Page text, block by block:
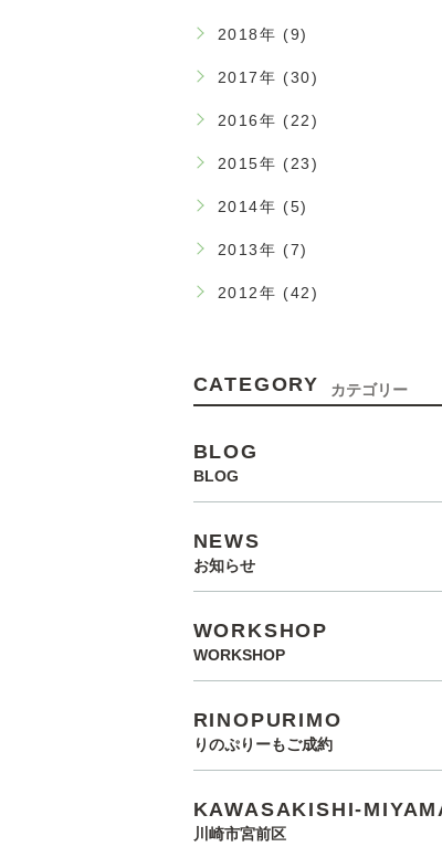
2018年 (9)
2017年 (30)
2016年 (22)
2015年 (23)
2014年 (5)
2013年 (7)
2012年 (42)
CATEGORY カテゴリー
BLOG
BLOG
NEWS
お知らせ
WORKSHOP
WORKSHOP
RINOPURIMO
りのぷりーもご成約
KAWASAKISHI-
川崎市宮前区